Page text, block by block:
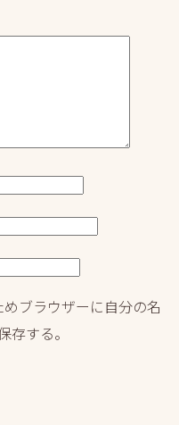
ブラウザーに自分の名
する。